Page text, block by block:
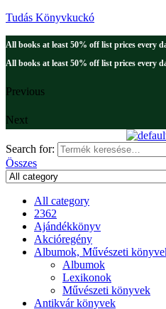
Tudás Könyvkuckó
All books at least 50% off list prices every
All books at least 50% off list prices every
Previous
Next
Search for:
Összes
All category
2362
Ajándékkönyv
Akcióregény
Albumok, Művészeti
Albumok
Lexikonok
Művészeti könyvek
Antikvár könyvek